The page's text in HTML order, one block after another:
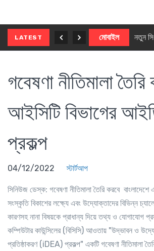
LATEST মোবাইল
গবেষণা নীতিমালা
আইসিটি বিভাগের
প্রকল্প
04/12/2022 স্টার্টআপ
সিনিউজ ডেস্ক: গবেষণা নীতিমালা তৈরি করবে
সংস্কৃতি বিকাশের লক্ষ্যে এবং উদ্যোক্তাদের বিভিন্ন
কারণসহ নানা বিষয়কে প্রাধান্য দিয়ে তথ্য ও যোগাযোগ
কম্পিউটার কাউন্সিলের (বিসিসি) আওতায় "উদ্ভাবন ও
প্রতিষ্ঠাকরণ (iDEA) প্রকল্প" একটি গবেষণা নীতিমালা